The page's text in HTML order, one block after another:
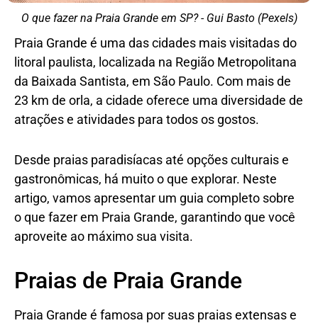
O que fazer na Praia Grande em SP? - Gui Basto (Pexels)
Praia Grande é uma das cidades mais visitadas do
litoral paulista, localizada na Região Metropolitana
da Baixada Santista, em São Paulo. Com mais de
23 km de orla, a cidade oferece uma diversidade de
atrações e atividades para todos os gostos.
Desde praias paradisíacas até opções culturais e
gastronômicas, há muito o que explorar. Neste
artigo, vamos apresentar um guia completo sobre
o que fazer em Praia Grande, garantindo que você
aproveite ao máximo sua visita.
Praias de Praia Grande
Praia Grande é famosa por suas praias extensas e